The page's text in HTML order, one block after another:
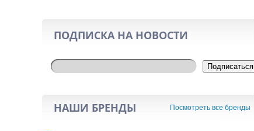
ПОДПИСКА НА НОВОСТИ
Подписаться
НАШИ БРЕНДЫ Посмотреть все бренды